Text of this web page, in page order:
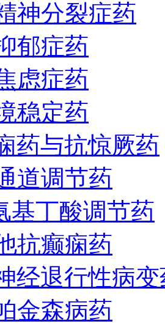
神分裂症药
郁症药
虑症药
稳定药
药与抗惊厥药
道调节药
基丁酸调节药
抗癫痫药
经退行性病
金森病药